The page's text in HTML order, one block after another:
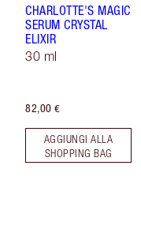
CHARLOTTE'S MAGIC
SERUM CRYSTAL
ELIXIR
30 ml
82,00 €
AGGIUNGI ALLA
SHOPPING BAG